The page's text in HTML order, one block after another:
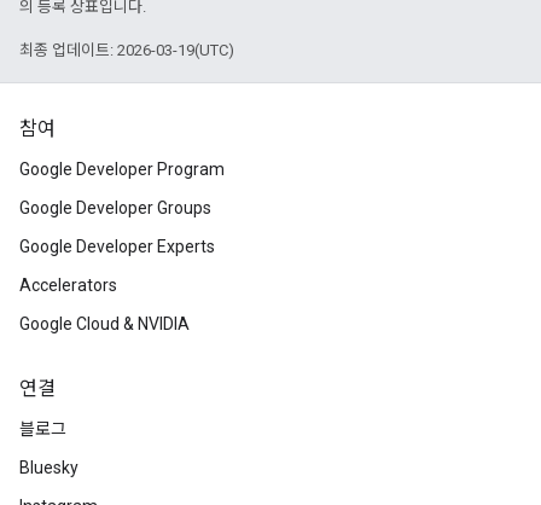
의 등록 상표입니다.
최종 업데이트: 2026-03-19(UTC)
참여
Google Developer Program
Google Developer Groups
Google Developer Experts
Accelerators
Google Cloud & NVIDIA
연결
블로그
Bluesky